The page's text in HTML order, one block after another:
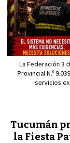
La Federación 3
Provincial N.º
servicios
Tucumán
la Fiesta